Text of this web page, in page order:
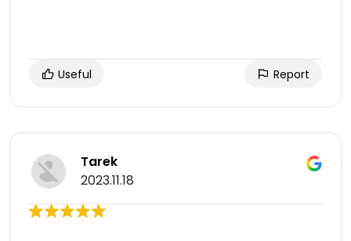
Useful Report
Tarek
2023.11.18